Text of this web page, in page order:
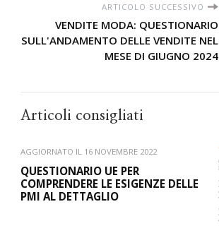
ARTICOLO SUCCESSIVO
VENDITE MODA: QUESTIONARIO
SULL'ANDAMENTO DELLE VENDITE NEL
MESE DI GIUGNO 2024
Articoli consigliati
AGGIORNATO IL 16 NOVEMBRE 2022
QUESTIONARIO UE PER
COMPRENDERE LE ESIGENZE DELLE
PMI AL DETTAGLIO